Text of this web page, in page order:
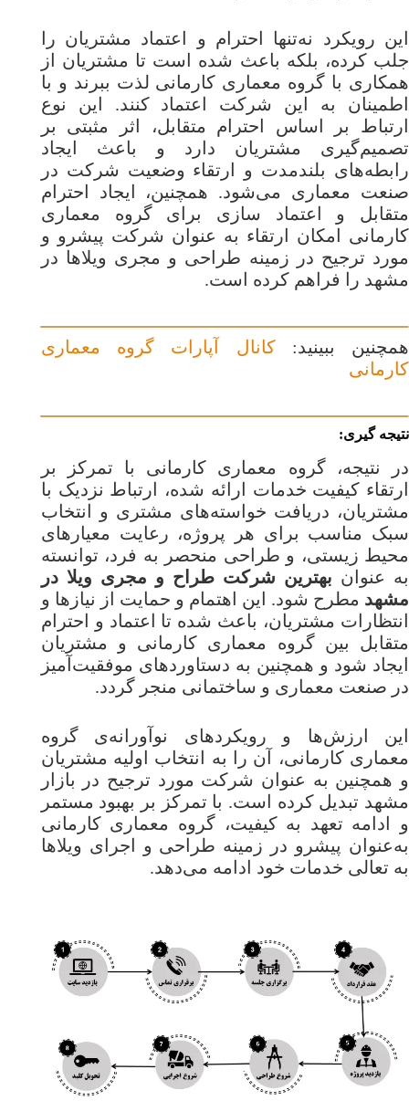
این رویکرد نه‌تنها احترام و اعتماد مشتریان را
جلب کرده، بلکه باعث شده است تا مشتریان از
همکاری با گروه معماری کارمانی لذت ببرند و با
اطمینان به این شرکت اعتماد کنند. این نوع
ارتباط بر اساس احترام متقابل، اثر مثبتی بر
تصمیم‌گیری مشتریان دارد و باعث ایجاد
رابطه‌های بلندمدت و ارتقاء وضعیت شرکت در
صنعت معماری می‌شود. همچنین، ایجاد احترام
متقابل و اعتماد سازی برای گروه معماری
کارمانی امکان ارتقاء به عنوان شرکت پیشرو و
مورد ترجیح در زمینه طراحی و مجری ویلاها در
مشهد را فراهم کرده است.
همچنین ببینید:کانال آپارات گروه معماری
کارمانی
نتیجه گیری:
در نتیجه، گروه معماری کارمانی با تمرکز بر
ارتقاء کیفیت خدمات ارائه شده، ارتباط نزدیک با
مشتریان، دریافت خواسته‌های مشتری و انتخاب
سبک مناسب برای هر پروژه، رعایت معیارهای
محیط زیستی، و طراحی منحصر به فرد، توانسته
به عنوان بهترین شرکت طراح و مجری ویلا در
مشهد مطرح شود. این اهتمام و حمایت از نیازها و
انتظارات مشتریان، باعث شده تا اعتماد و احترام
متقابل بین گروه معماری کارمانی و مشتریان
ایجاد شود و همچنین به دستاوردهای موفقیت‌آمیز
در صنعت معماری و ساختمانی منجر گردد.
این ارزش‌ها و رویکردهای نوآورانه‌ی گروه
معماری کارمانی، آن را به انتخاب اولیه مشتریان
و همچنین به عنوان شرکت مورد ترجیح در بازار
مشهد تبدیل کرده است. با تمرکز بر بهبود مستمر
و ادامه تعهد به کیفیت، گروه معماری کارمانی
به‌عنوان پیشرو در زمینه طراحی و اجرای ویلاها
به تعالی خدمات خود ادامه می‌دهد.